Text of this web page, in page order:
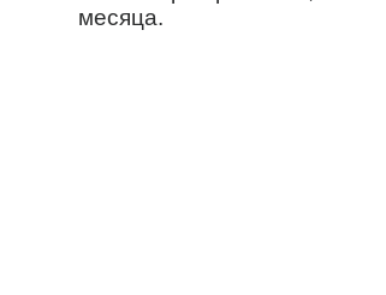
месяца.